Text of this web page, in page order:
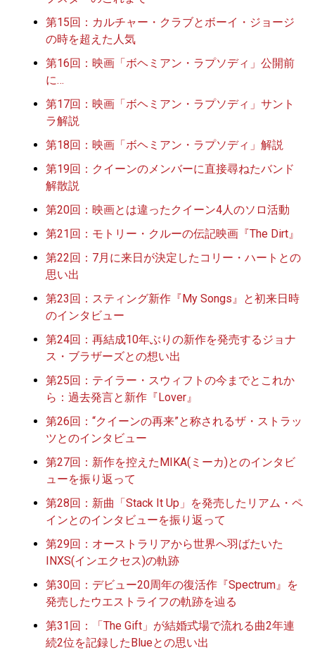
第15回：カルチャー・クラブとボーイ・ジョージ
の時を超えた人気
第16回：映画「ボヘミアン・ラプソディ」公開前
に…
第17回：映画「ボヘミアン・ラプソディ」サント
ラ解説
第18回：映画「ボヘミアン・ラプソディ」解説
第19回：クイーンのメンバーに直接尋ねたバンド
解散説
第20回：映画とは違ったクイーン4人のソロ活動
第21回：モトリー・クルーの伝記映画『The Dirt』
第22回：7月に来日が決定したコリー・ハートとの
思い出
第23回：スティング新作『My Songs』と初来日時
のインタビュー
第24回：再結成10年ぶりの新作を発売するジョナ
ス・ブラザーズとの想い出
第25回：テイラー・スウィフトの今までとこれか
ら：過去発言と新作『Lover』
第26回：“クイーンの再来”と称されるザ・ストラッ
ツとのインタビュー
第27回：新作を控えたMIKA(ミーカ)とのインタビ
ューを振り返って
第28回：新曲「Stack It Up」を発売したリアム・ペ
インとのインタビューを振り返って
第29回：オーストラリアから世界へ羽ばたいた
INXS(インエクセス)の軌跡
第30回：デビュー20周年の復活作『Spectrum』を
発売したウエストライフの軌跡を辿る
第31回：「The Gift」が結婚式場で流れる曲2年連
続2位を記録したBlueとの思い出